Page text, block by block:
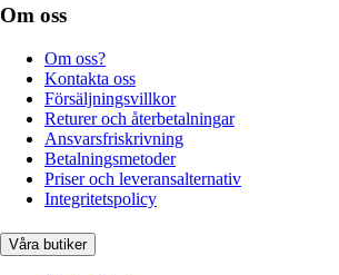
Om oss
Om oss?
Kontakta oss
Försäljningsvillkor
Returer och återbetalningar
Ansvarsfriskrivning
Betalningsmetoder
Priser och leveransalternativ
Integritetspolicy
Våra butiker